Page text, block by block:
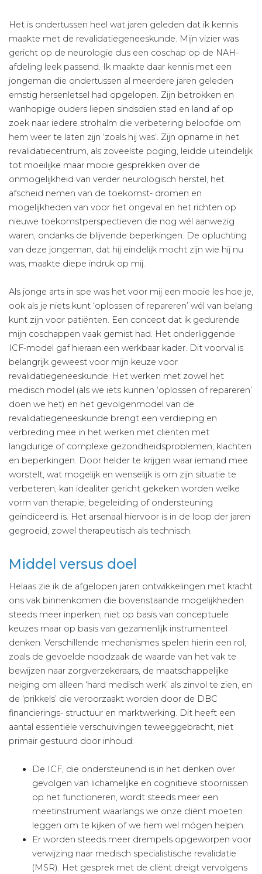
Het is ondertussen heel wat jaren geleden dat ik kennis
maakte met de revalidatiegeneeskunde. Mijn vizier was
gericht op de neurologie dus een coschap op de NAH-
afdeling leek passend. Ik maakte daar kennis met een
jongeman die ondertussen al meerdere jaren geleden
ernstig hersenletsel had opgelopen. Zijn betrokken en
wanhopige ouders liepen sindsdien stad en land af op
zoek naar iedere strohalm die verbetering beloofde om
hem weer te laten zijn ‘zoals hij was’. Zijn opname in het
revalidatiecentrum, als zoveelste poging, leidde uiteindelijk
tot moeilijke maar mooie gesprekken over de
onmogelijkheid van verder neurologisch herstel, het
afscheid nemen van de toekomst- dromen en
mogelijkheden van voor het ongeval en het richten op
nieuwe toekomstperspectieven die nog wél aanwezig
waren, ondanks de blijvende beperkingen. De opluchting
van deze jongeman, dat hij eindelijk mocht zijn wie hij nu
was, maakte diepe indruk op mij.
Als jonge arts in spe was het voor mij een mooie les hoe je,
ook als je niets kunt ‘oplossen of repareren’ wél van belang
kunt zijn voor patiënten. Een concept dat ik gedurende
mijn coschappen vaak gemist had. Het onderliggende
ICF-model gaf hieraan een werkbaar kader. Dit voorval is
belangrijk geweest voor mijn keuze voor
revalidatiegeneeskunde. Het werken met zowel het
medisch model (als we iets kunnen ‘oplossen of repareren’
doen we het) en het gevolgenmodel van de
revalidatiegeneeskunde brengt een verdieping en
verbreding mee in het werken met cliënten met
langdurige of complexe gezondheidsproblemen, klachten
en beperkingen. Door helder te krijgen waar iemand mee
worstelt, wat mogelijk en wenselijk is om zijn situatie te
verbeteren, kan idealiter gericht gekeken worden welke
vorm van therapie, begeleiding of ondersteuning
geïndiceerd is. Het arsenaal hiervoor is in de loop der jaren
gegroeid, zowel therapeutisch als technisch.
Middel versus doel
Helaas zie ik de afgelopen jaren ontwikkelingen met kracht
ons vak binnenkomen die bovenstaande mogelijkheden
steeds meer inperken, niet op basis van conceptuele
keuzes maar op basis van gezamenlijk instrumenteel
denken. Verschillende mechanismes spelen hierin een rol,
zoals de gevoelde noodzaak de waarde van het vak te
bewijzen naar zorgverzekeraars, de maatschappelijke
neiging om alleen ‘hard medisch werk’ als zinvol te zien, en
de ‘prikkels’ die veroorzaakt worden door de DBC
financierings- structuur en marktwerking. Dit heeft een
aantal essentiële verschuivingen teweeggebracht, niet
primair gestuurd door inhoud:
De ICF, die ondersteunend is in het denken over
gevolgen van lichamelijke en cognitieve stoornissen
op het functioneren, wordt steeds meer een
meetinstrument waarlangs we onze cliënt moeten
leggen om te kijken of we hem wel mógen helpen.
Er worden steeds meer drempels opgeworpen voor
verwijzing naar medisch specialistische revalidatie
(MSR). Het gesprek met de cliënt dreigt vervolgens